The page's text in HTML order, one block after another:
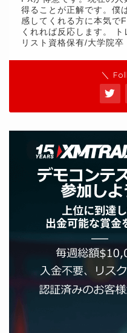
得ることが正解です。僕
感してくれる方に本気で
くれれば反応します。
リスト資格保有/大学院卒
＼